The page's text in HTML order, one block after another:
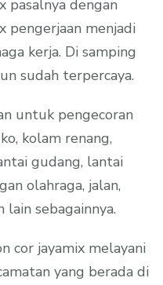
pasalnya dengan
pengerjaan menjadi
kerja. Di samping
sudah terpercaya.
untuk pengecoran
kolam renang,
gudang, lantai
olahraga, jalan,
sebagainnya.
cor jayamix melayani
yang berada di